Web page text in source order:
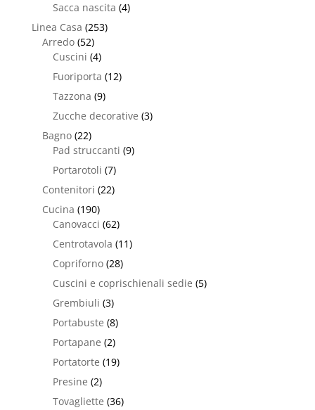
Sacca nascita (4)
Linea Casa (253)
Arredo (52)
Cuscini (4)
Fuoriporta (12)
Tazzona (9)
Zucche decorative (3)
Bagno (22)
Pad struccanti (9)
Portarotoli (7)
Contenitori (22)
Cucina (190)
Canovacci (62)
Centrotavola (11)
Copriforno (28)
Cuscini e coprischienali sedie (5)
Grembiuli (3)
Portabuste (8)
Portapane (2)
Portatorte (19)
Presine (2)
Tovagliette (36)